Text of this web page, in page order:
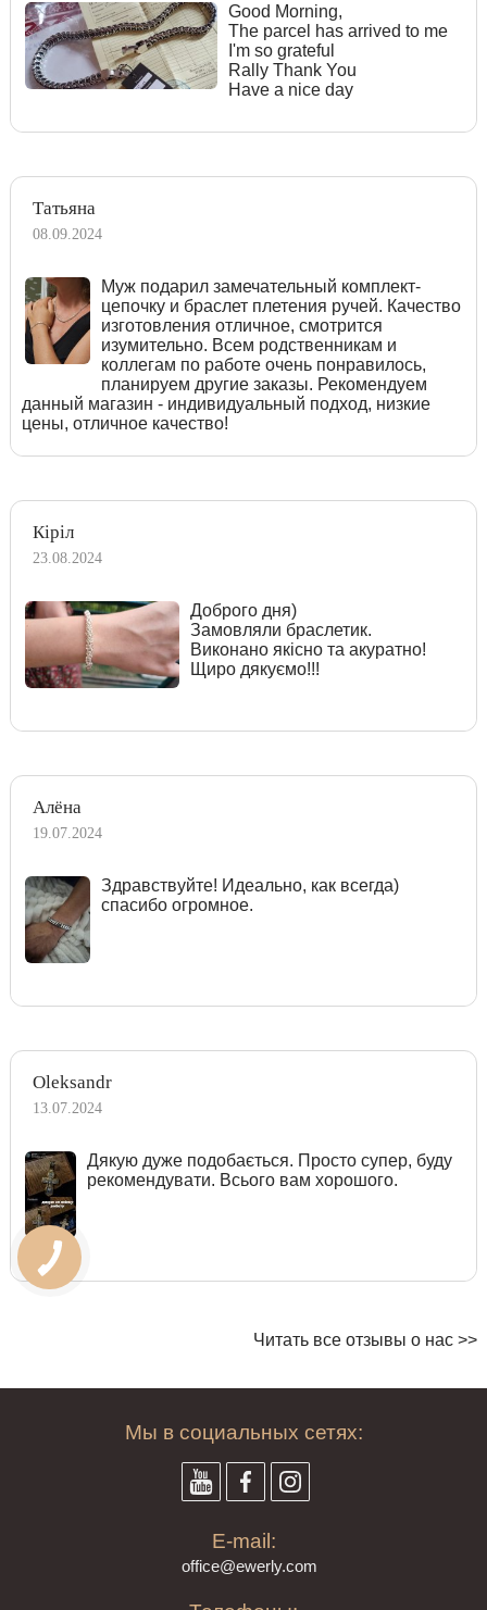
Good Morning,
The parcel has arrived to me
I'm so grateful
Rally Thank You
Have a nice day
Татьяна
08.09.2024
Муж подарил замечательный комплект-
цепочку и браслет плетения ручей. Качество
изготовления отличное, смотрится
изумительно. Всем родственникам и
коллегам по работе очень понравилось,
планируем другие заказы. Рекомендуем
данный магазин - индивидуальный подход, низкие
цены, отличное качество!
Кіріл
23.08.2024
Доброго дня)
Замовляли браслетик.
Виконано якісно та акуратно!
Щиро дякуємо!!!
Алёна
19.07.2024
Здравствуйте! Идеально, как всегда)
спасибо огромное.
Oleksandr
13.07.2024
Дякую дуже подобається. Просто супер, буду
рекомендувати. Всього вам хорошого.
Читать все отзывы о нас >>
Мы в социальных сетях:
E-mail:
office@ewerly.com